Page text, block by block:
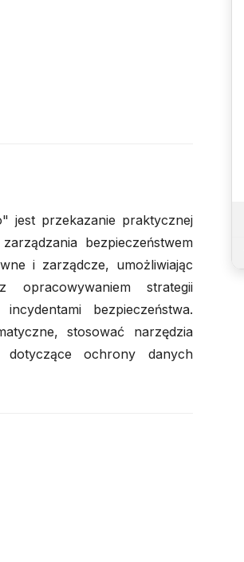
jest przekazanie praktycznej
bezpieczeństwem
i zarządcze, umożliwiając
opracowywaniem strategii
bezpieczeństwa.
stosować narzędzia
ochrony danych